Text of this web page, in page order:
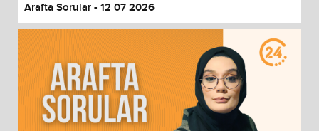
Arafta Sorular - 12 07 2026